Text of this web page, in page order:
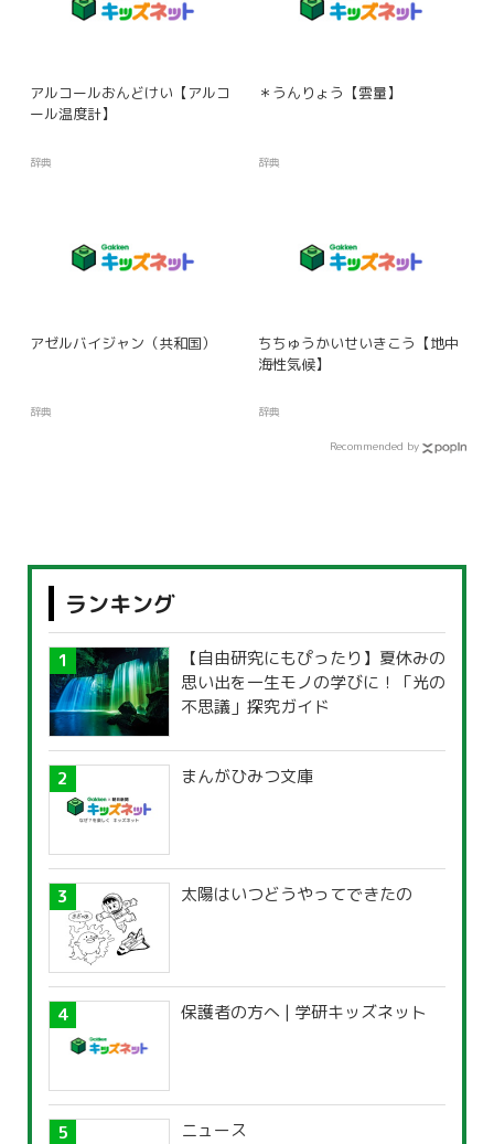
アルコールおんどけい【アルコ
ール温度計】
辞典
＊うんりょう【雲量】
辞典
アゼルバイジャン（共和国）
辞典
ちちゅうかいせいきこう【地中
海性気候】
辞典
Recommended by
ランキング
【自由研究にもぴったり】夏休みの
思い出を一生モノの学びに！「光の
不思議」探究ガイド
まんがひみつ文庫
太陽はいつどうやってできたの
保護者の方へ | 学研キッズネット
ニュース